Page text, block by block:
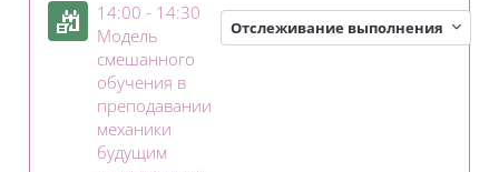
14:00 - 14:30
Модель
смешанного
обучения в
преподавании
механики
будущим
Отслеживание выполнения